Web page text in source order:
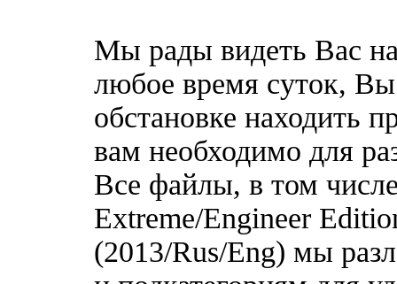
Мы рады видеть Вас
любое время суток,
обстановке находить
вам необходимо для
Все файлы, в том
Extreme/Engineer
(2013/Rus/Eng) мы